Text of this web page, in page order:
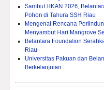
Sambut HKAN 2026,
Pohon di Tahura SSH Riau
Mengenal Rencana
Menyambut Hari Mangrove
Belantara Foundation
Riau
Universitas Pakuan dan
Berkelanjutan